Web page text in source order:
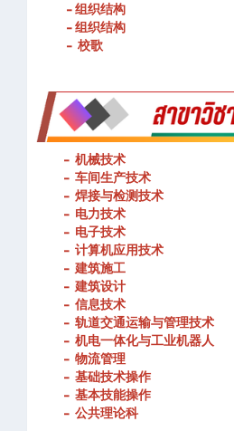
- 春武里技术学院的宗旨和理念
- 组织结构
- 组织结构
- 机械技术
- 车间生产技术
- 焊接与检测技术
- 电力技术
- 电子技术
-计算机应用技术
-建筑施工
- 建筑设计
- 信息技术
- 轨道交通运输与管理技术
- 机电一体化与工业机器人
- 物流管理
- 基础技术操作
- 基本技能操作